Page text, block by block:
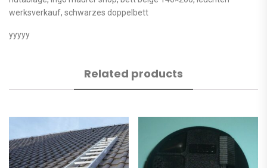
werksverkauf, schwarzes doppelbett
yyyyy
Related products